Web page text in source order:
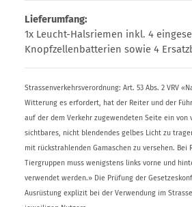
Lieferumfang:
1x Leucht-Halsriemen inkl. 4
Knopfzellenbatterien sowie 4
Strassenverkehrsverordnung: Art. 53 Abs. 2 VRV
Witterung es erfordert, hat der Reiter und der
auf der dem Verkehr zugewendeten Seite ein von
sichtbares, nicht blendendes gelbes Licht zu
mit rückstrahlenden Gamaschen zu versehen. Bei
Tiergruppen muss wenigstens links vorne und
verwendet werden.» Die Prüfung der
Ausrüstung explizit bei der Verwendung im